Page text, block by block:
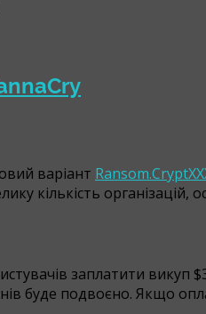
варіант
кількість організацій,
заплатити викуп
буде подвоєно. Якщо